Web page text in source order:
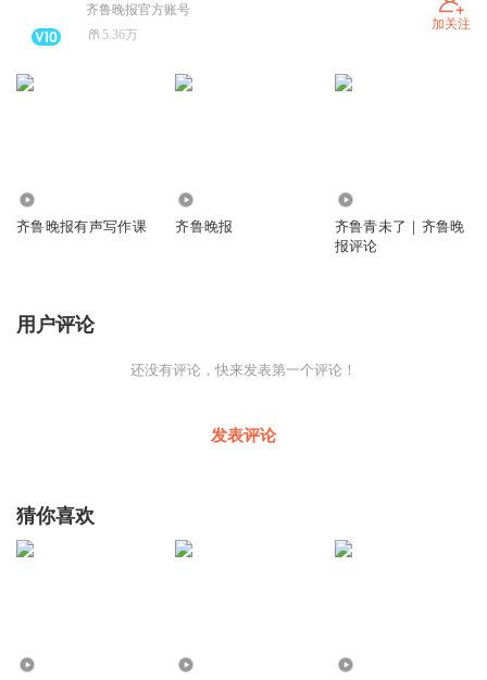
齐鲁晚报官方账号
5.36万
加关注
齐鲁晚报有声写作课 齐鲁晚报
齐鲁青未了｜齐鲁晚
报评论
用户评论
还没有评论，快来发表第一个评论！
发表评论
猜你喜欢